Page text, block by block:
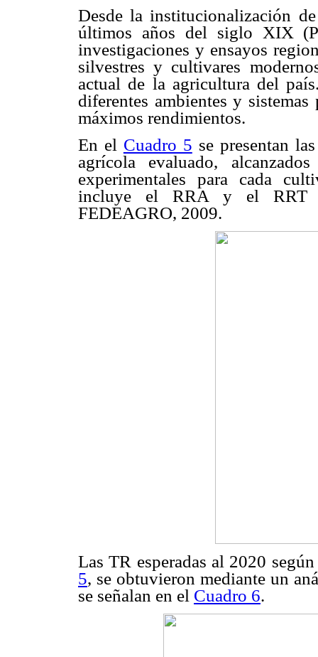
Desde la institucionalización
últimos años del siglo XIX
investigaciones y ensayos
silvestres y cultivares
actual de la agricultura del
diferentes ambientes y
máximos rendimientos.
En el Cuadro 5 se presentan
agrícola evaluado,
experimentales para cada
incluye el RRA y el RRT
FEDEAGRO, 2009.
Las TR esperadas al 2020
5, se obtuvieron mediante un
se señalan en el Cuadro 6.